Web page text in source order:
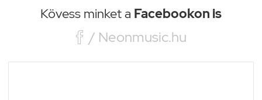
Kövess minket a Facebookon is
 / Neonmusic.hu